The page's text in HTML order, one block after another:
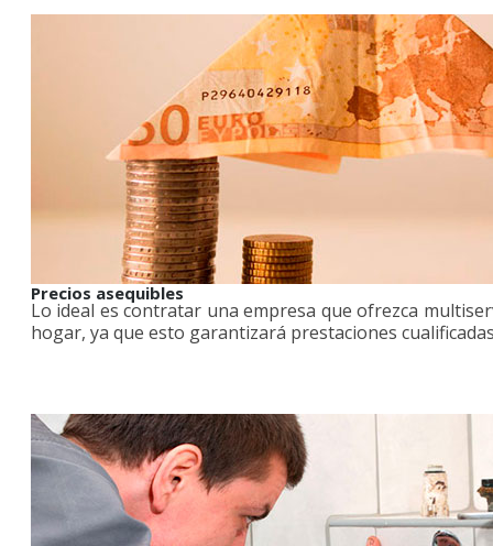
Precios asequibles
Lo ideal es contratar una empresa que ofrezca
hogar, ya que esto garantizará prestaciones